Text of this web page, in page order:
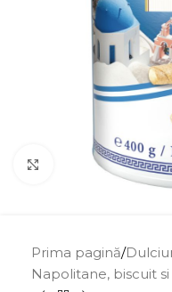
Click to enlarge
Prima pagină/
Napolitane, biscuit